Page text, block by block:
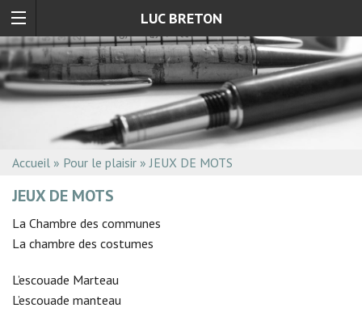
LUC BRETON
Accueil » Pour le plaisir »JEUX DE MOTS
JEUX DE MOTS
La Chambre des communes
La chambre des costumes
L’escouade Marteau
L’escouade manteau